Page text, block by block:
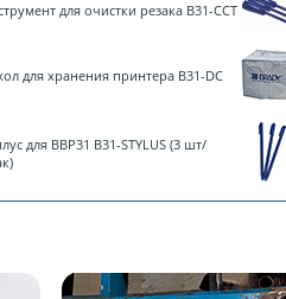
для очистки резака B31-CCT
для хранения принтера B31-DC
для BBP31 B31-STYLUS (3 шт/